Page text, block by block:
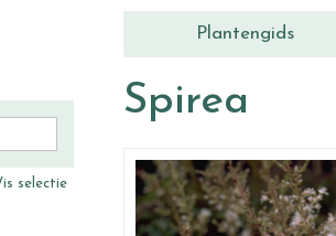
Plantengids
Spirea
selectie